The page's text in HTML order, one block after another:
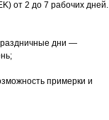
от 2 до 7 рабочих дней.
дни —
примерки и